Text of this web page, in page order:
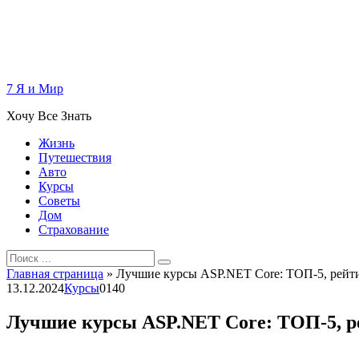
7 Я и Мир
Хочу Все Знать
Жизнь
Путешествия
Авто
Курсы
Советы
Дом
Страхование
Search
for:
Главная страница » Лучшие курсы ASP.NET Core: ТОП-5,
13.12.2024Курсы0140
Лучшие курсы ASP.NET Core: ТОП-5,